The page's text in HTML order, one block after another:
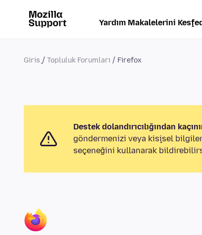
Yardım Makalelerini
Giriş Topluluk Forumları Firefox
Destek dolandırıcılığından
göndermenizi veya kişisel
seçeneğini kullanarak